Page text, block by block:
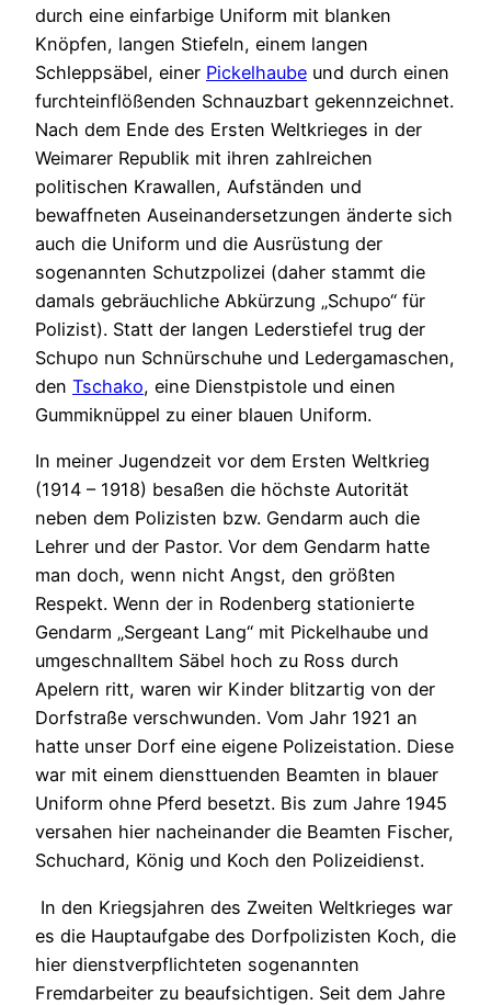
durch eine einfarbige Uniform mit blanken
Knöpfen, langen Stiefeln, einem langen
Schleppsäbel, einer Pickelhaube und durch einen
furchteinflößenden Schnauzbart gekennzeichnet.
Nach dem Ende des Ersten Weltkrieges in der
Weimarer Republik mit ihren zahlreichen
politischen Krawallen, Aufständen und
bewaffneten Auseinandersetzungen änderte sich
auch die Uniform und die Ausrüstung der
sogenannten Schutzpolizei (daher stammt die
damals gebräuchliche Abkürzung „Schupo“ für
Polizist). Statt der langen Lederstiefel trug der
Schupo nun Schnürschuhe und Ledergamaschen,
den Tschako, eine Dienstpistole und einen
Gummiknüppel zu einer blauen Uniform.
In meiner Jugendzeit vor dem Ersten Weltkrieg
(1914 – 1918) besaßen die höchste Autorität
neben dem Polizisten bzw. Gendarm auch die
Lehrer und der Pastor. Vor dem Gendarm hatte
man doch, wenn nicht Angst, den größten
Respekt. Wenn der in Rodenberg stationierte
Gendarm „Sergeant Lang“ mit Pickelhaube und
umgeschnalltem Säbel hoch zu Ross durch
Apelern ritt, waren wir Kinder blitzartig von der
Dorfstraße verschwunden. Vom Jahr 1921 an
hatte unser Dorf eine eigene Polizeistation. Diese
war mit einem diensttuenden Beamten in blauer
Uniform ohne Pferd besetzt. Bis zum Jahre 1945
versahen hier nacheinander die Beamten Fischer,
Schuchard, König und Koch den Polizeidienst.
In den Kriegsjahren des Zweiten Weltkrieges war
es die Hauptaufgabe des Dorfpolizisten Koch, die
hier dienstverpflichteten sogenannten
Fremdarbeiter zu beaufsichtigen. Seit dem Jahre